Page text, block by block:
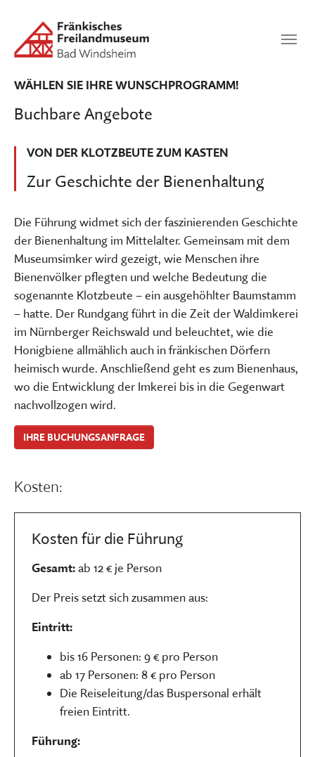
SUCHEN
Buchbare Angebote
WÄHLEN SIE IHRE WUNSCHPROGRAMM!
Zur Geschichte der Bienenhaltung
VON DER KLOTZBEUTE ZUM KASTEN
Die Führung widmet sich der faszinierenden Geschichte
der Bienenhaltung im Mittelalter. Gemeinsam mit dem
Museumsimker wird gezeigt, wie Menschen ihre
Bienenvölker pflegten und welche Bedeutung die
sogenannte Klotzbeute – ein ausgehöhlter Baumstamm
– hatte. Der Rundgang führt in die Zeit der Waldimkerei
im Nürnberger Reichswald und beleuchtet, wie die
Honigbiene allmählich auch in fränkischen Dörfern
heimisch wurde. Anschließend geht es zum Bienenhaus,
wo die Entwicklung der Imkerei bis in die Gegenwart
nachvollzogen wird.
IHRE BUCHUNGSANFRAGE
Kosten:
Kosten für die Führung
Gesamt:ab 12 € je Person
Der Preis setzt sich zusammen aus:
Eintritt:
bis 16 Personen: 9 € pro Person
ab 17 Personen: 8 € pro Person
Die Reiseleitung/das Buspersonal erhält
freien Eintritt.
Führung: